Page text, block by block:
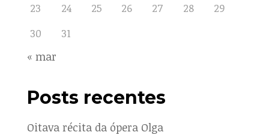
23
24 25 26 27 28
29
30
31
« mar
Posts recentes
Oitava récita da ópera Olga